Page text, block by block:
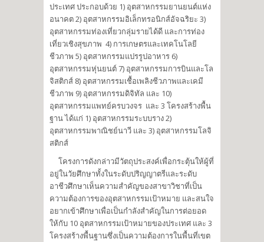
ประเทศ ประกอบด้วย 1) อุตสาหกรรมยานยนต์แห่ง
อนาคต 2) อุตสาหกรรมอิเล็กทรอนิกส์อัจฉริยะ 3)
อุตสาหกรรมท่องเที่ยวกลุ่มรายได้ดี และการท่อง
เที่ยวเชิงสุขภาพ 4) การเกษตรและเทคโนโลยี
ชีวภาพ 5) อุตสาหกรรมแปรรูปอาหาร 6)
อุตสาหกรรมหุ่นยนต์ 7) อุตสาหกรรมการบินและโล
จิสติกส์ 8) อุตสาหกรรมเชื้อเพลิงชีวภาพและเคมี
ชีวภาพ 9) อุตสาหกรรมดิจิทัล และ 10)
อุตสาหกรรมแพทย์ครบวงจร และ 3 โครงสร้างพื้น
ฐาน ได้แก่ 1) อุตสาหกรรมระบบราง 2)
อุตสาหกรรมพาณิชย์นาวี และ 3) อุตสาหกรรมโลจิ
สติกส์
โครงการดังกล่าวมีวัตถุประสงค์เพื่อกระตุ้นให้ผู้ที่
อยู่ในวัยศึกษาทั้งในระดับปริญญาตรีและระดับ
อาชีวศึกษาเห็นความสำคัญของสาขาวิชาที่เป็น
ความต้องการของอุตสาหกรรมเป้าหมาย และสนใจ
อยากเข้าศึกษาเพื่อเป็นกำลังสำคัญในการต่อยอด
ให้กับ 10 อุตสาหกรรมเป้าหมายของประเทศ และ 3
โครงสร้างพื้นฐานซึ่งเป็นความต้องการในพื้นที่เขต